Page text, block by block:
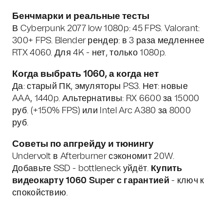
Бенчмарки и реальные тесты
В Cyberpunk 2077 low 1080p: 45 FPS. Valorant:
300+ FPS. Blender рендер: в 3 раза медленнее
RTX 4060. Для 4K - нет, только 1080p.
Когда выбрать 1060, а когда нет
Да: старый ПК, эмуляторы PS3. Нет: новые
AAA, 1440p. Альтернативы: RX 6600 за 15000
руб. (+150% FPS) или Intel Arc A380 за 8000
руб.
Советы по апгрейду и тюнингу
Undervolt в Afterburner сэкономит 20W.
Добавьте SSD - bottleneck уйдёт. Купить
видеокарту 1060 Super с гарантией - ключ к
спокойствию.